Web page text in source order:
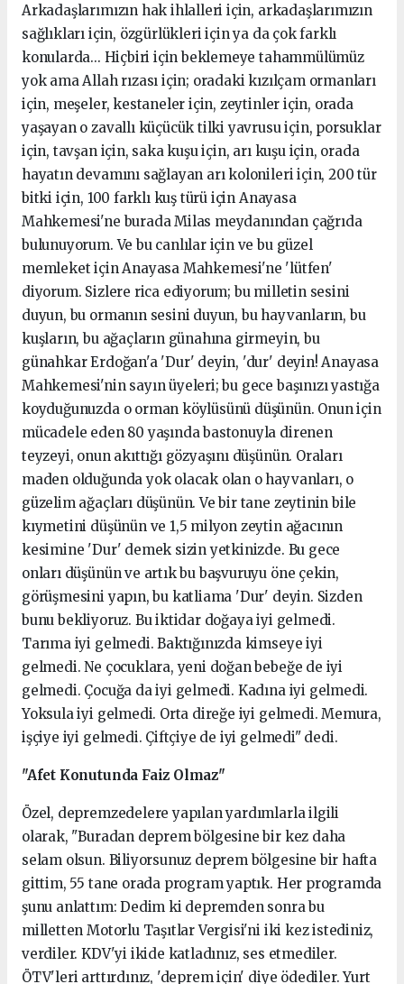
Arkadaşlarımızın hak ihlalleri için, arkadaşlarımızın
sağlıkları için, özgürlükleri için ya da çok farklı
konularda... Hiçbiri için beklemeye tahammülümüz
yok ama Allah rızası için; oradaki kızılçam ormanları
için, meşeler, kestaneler için, zeytinler için, orada
yaşayan o zavallı küçücük tilki yavrusu için, porsuklar
için, tavşan için, saka kuşu için, arı kuşu için, orada
hayatın devamını sağlayan arı kolonileri için, 200 tür
bitki için, 100 farklı kuş türü için Anayasa
Mahkemesi'ne burada Milas meydanından çağrıda
bulunuyorum. Ve bu canlılar için ve bu güzel
memleket için Anayasa Mahkemesi'ne 'lütfen'
diyorum. Sizlere rica ediyorum; bu milletin sesini
duyun, bu ormanın sesini duyun, bu hayvanların, bu
kuşların, bu ağaçların günahına girmeyin, bu
günahkar Erdoğan'a 'Dur' deyin, 'dur' deyin! Anayasa
Mahkemesi'nin sayın üyeleri; bu gece başınızı yastığa
koyduğunuzda o orman köylüsünü düşünün. Onun için
mücadele eden 80 yaşında bastonuyla direnen
teyzeyi, onun akıttığı gözyaşını düşünün. Oraları
maden olduğunda yok olacak olan o hayvanları, o
güzelim ağaçları düşünün. Ve bir tane zeytinin bile
kıymetini düşünün ve 1,5 milyon zeytin ağacının
kesimine 'Dur' demek sizin yetkinizde. Bu gece
onları düşünün ve artık bu başvuruyu öne çekin,
görüşmesini yapın, bu katliama 'Dur' deyin. Sizden
bunu bekliyoruz. Bu iktidar doğaya iyi gelmedi.
Tarıma iyi gelmedi. Baktığınızda kimseye iyi
gelmedi. Ne çocuklara, yeni doğan bebeğe de iyi
gelmedi. Çocuğa da iyi gelmedi. Kadına iyi gelmedi.
Yoksula iyi gelmedi. Orta direğe iyi gelmedi. Memura,
işçiye iyi gelmedi. Çiftçiye de iyi gelmedi" dedi.
"Afet Konutunda Faiz Olmaz"
Özel, depremzedelere yapılan yardımlarla ilgili
olarak, "Buradan deprem bölgesine bir kez daha
selam olsun. Biliyorsunuz deprem bölgesine bir hafta
gittim, 55 tane orada program yaptık. Her programda
şunu anlattım: Dedim ki depremden sonra bu
milletten Motorlu Taşıtlar Vergisi'ni iki kez istediniz,
verdiler. KDV'yi ikide katladınız, ses etmediler.
ÖTV'leri arttırdınız, 'deprem için' diye ödediler. Yurt